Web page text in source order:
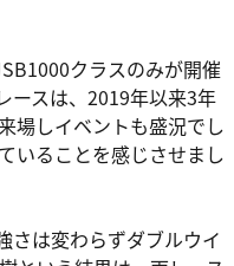
クラスのみが開催
ースは、2019年以来3年
場しイベントも盛況でし
いることを感じさせまし
さは変わらずダブルウイ